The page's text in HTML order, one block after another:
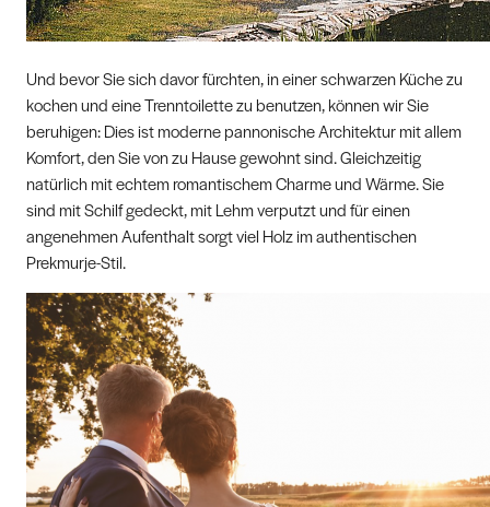
Und bevor Sie sich davor fürchten, in einer schwarzen Küche zu
kochen und eine Trenntoilette zu benutzen, können wir Sie
beruhigen: Dies ist moderne pannonische Architektur mit allem
Komfort, den Sie von zu Hause gewohnt sind. Gleichzeitig
natürlich mit echtem romantischem Charme und Wärme. Sie
sind mit Schilf gedeckt, mit Lehm verputzt und für einen
angenehmen Aufenthalt sorgt viel Holz im authentischen
Prekmurje-Stil.